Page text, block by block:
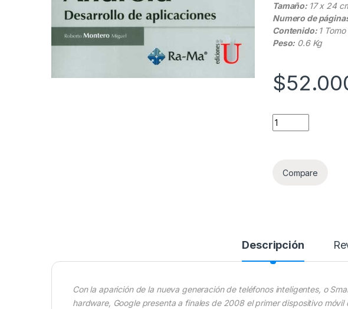
Tamaño: 17 x 24
Numero de
Contenido: 1 Tomo
Peso: 0.6 Kg
$
Android.
Compare
Descripción
Con la aparición de la nueva generación de teléfonos inteligentes, o
hardware, Google presenta a finales de 2008 el primer dispositivo